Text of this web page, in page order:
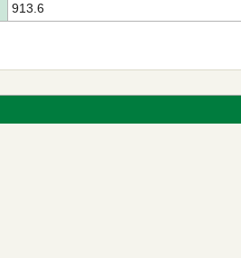
913.6